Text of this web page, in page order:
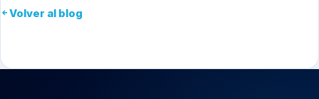
Volver al blog